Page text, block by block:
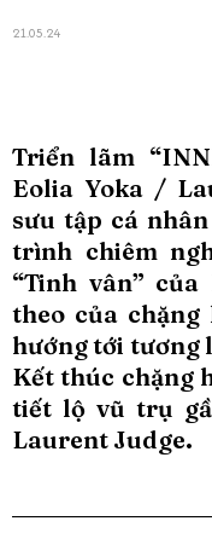
21.05.24
Triển lãm
Eolia Yoka /
sưu tập cá
trình chiêm
“Tinh vân”
theo của
hướng tới tương
Kết thúc chặng
tiết lộ vũ trụ
Laurent Judge.